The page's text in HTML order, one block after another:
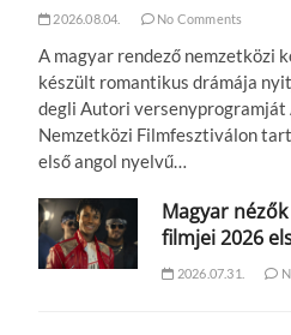
2026.08.04. No Comments
A magyar rendező nemzetközi
készült romantikus drámája
degli Autori versenyprogramját
Nemzetközi Filmfesztiválon
első angol nyelvű…
Magyar
filmjei 2026
2026.07.31.